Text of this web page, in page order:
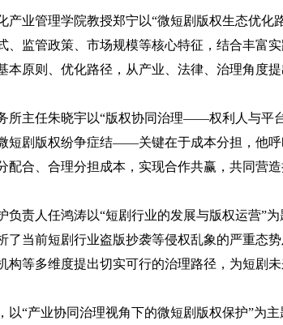
产业管理学院教授郑宁以“微短剧版权生态优
、监管政策、市场规模等核心特征，结合丰富
本原则、优化路径，从产业、法律、治理角度提
所主任朱晓宇以“版权协同治理——权利人与平
短剧版权纷争症结——关键在于成本分担，他
配合、合理分担成本，实现合作共赢，共同营造
负责人任鸿涛以“短剧行业的发展与版权运营”
了当前短剧行业盗版抄袭等侵权乱象的严重态
构等多维度提出切实可行的治理路径，为短剧未
以“产业协同治理视角下的微短剧版权保护”为